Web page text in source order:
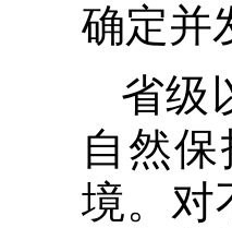
确定并
省级
自然
境。对